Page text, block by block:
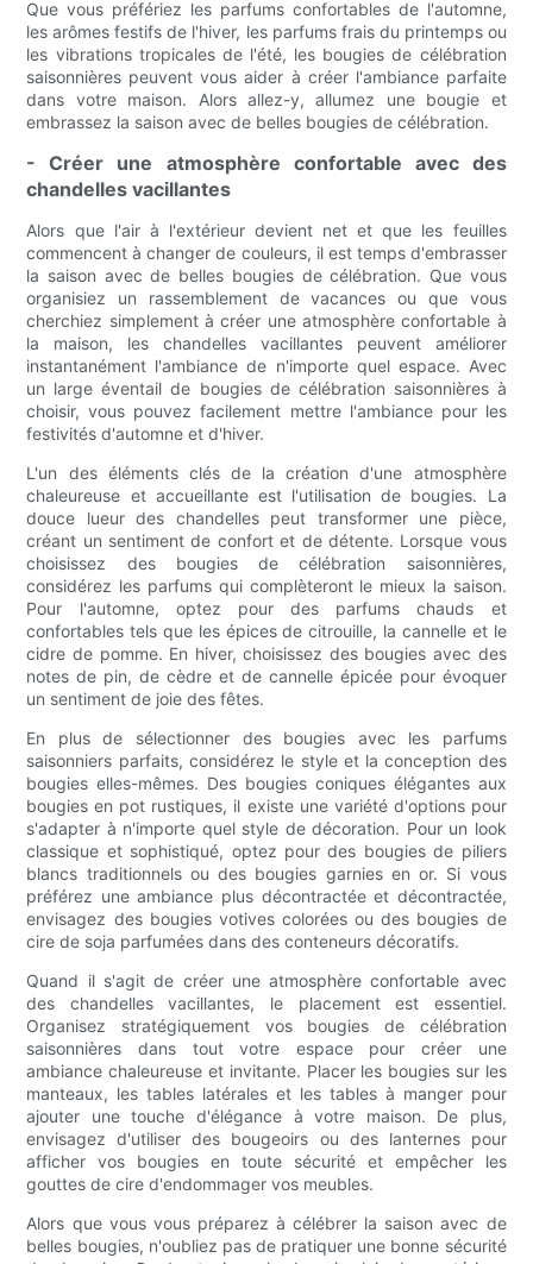
Que vous préfériez les parfums confortables de l'automne,
les arômes festifs de l'hiver, les parfums frais du printemps ou
les vibrations tropicales de l'été, les bougies de célébration
saisonnières peuvent vous aider à créer l'ambiance parfaite
dans votre maison. Alors allez-y, allumez une bougie et
embrassez la saison avec de belles bougies de célébration.
- Créer une atmosphère confortable avec des
chandelles vacillantes
Alors que l'air à l'extérieur devient net et que les feuilles
commencent à changer de couleurs, il est temps d'embrasser
la saison avec de belles bougies de célébration. Que vous
organisiez un rassemblement de vacances ou que vous
cherchiez simplement à créer une atmosphère confortable à
la maison, les chandelles vacillantes peuvent améliorer
instantanément l'ambiance de n'importe quel espace. Avec
un large éventail de bougies de célébration saisonnières à
choisir, vous pouvez facilement mettre l'ambiance pour les
festivités d'automne et d'hiver.
L'un des éléments clés de la création d'une atmosphère
chaleureuse et accueillante est l'utilisation de bougies. La
douce lueur des chandelles peut transformer une pièce,
créant un sentiment de confort et de détente. Lorsque vous
choisissez des bougies de célébration saisonnières,
considérez les parfums qui complèteront le mieux la saison.
Pour l'automne, optez pour des parfums chauds et
confortables tels que les épices de citrouille, la cannelle et le
cidre de pomme. En hiver, choisissez des bougies avec des
notes de pin, de cèdre et de cannelle épicée pour évoquer
un sentiment de joie des fêtes.
En plus de sélectionner des bougies avec les parfums
saisonniers parfaits, considérez le style et la conception des
bougies elles-mêmes. Des bougies coniques élégantes aux
bougies en pot rustiques, il existe une variété d'options pour
s'adapter à n'importe quel style de décoration. Pour un look
classique et sophistiqué, optez pour des bougies de piliers
blancs traditionnels ou des bougies garnies en or. Si vous
préférez une ambiance plus décontractée et décontractée,
envisagez des bougies votives colorées ou des bougies de
cire de soja parfumées dans des conteneurs décoratifs.
Quand il s'agit de créer une atmosphère confortable avec
des chandelles vacillantes, le placement est essentiel.
Organisez stratégiquement vos bougies de célébration
saisonnières dans tout votre espace pour créer une
ambiance chaleureuse et invitante. Placer les bougies sur les
manteaux, les tables latérales et les tables à manger pour
ajouter une touche d'élégance à votre maison. De plus,
envisagez d'utiliser des bougeoirs ou des lanternes pour
afficher vos bougies en toute sécurité et empêcher les
gouttes de cire d'endommager vos meubles.
Alors que vous vous préparez à célébrer la saison avec de
belles bougies, n'oubliez pas de pratiquer une bonne sécurité